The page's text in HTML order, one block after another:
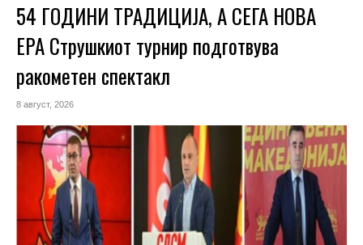
54 ГОДИНИ ТРАДИЦИЈА, А СЕГА НОВА
ЕРА Струшкиот турнир подготвува
ракометен спектакл
8 август, 2026